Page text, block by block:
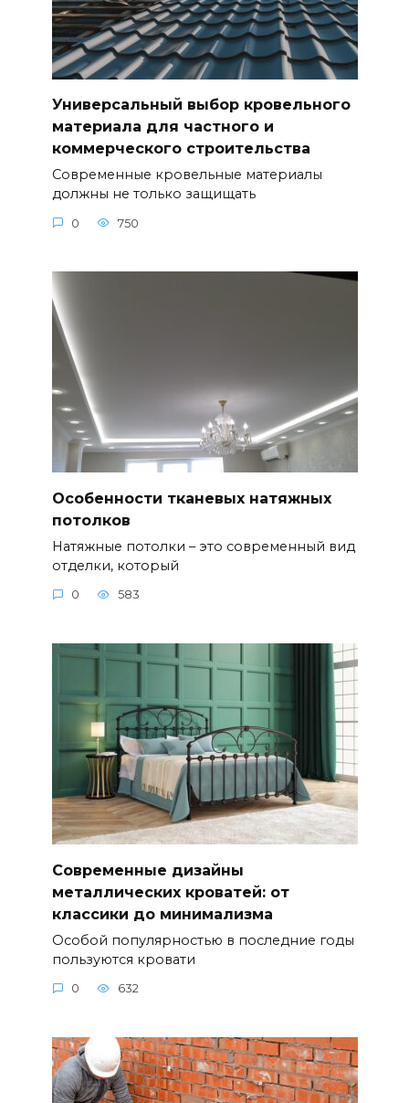
Универсальный выбор кровельного
материала для частного и
коммерческого строительства
Современные кровельные материалы
должны не только защищать
0 750
Особенности тканевых натяжных
потолков
Натяжные потолки – это современный вид
отделки, который
0 583
Современные дизайны
металлических кроватей: от
классики до минимализма
Особой популярностью в последние годы
пользуются кровати
0 632